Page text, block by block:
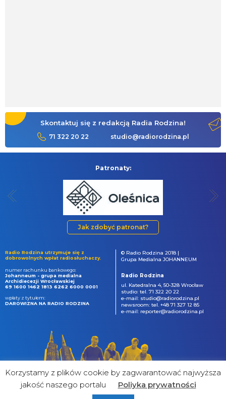
Skontaktuj się z redakcją Radia Rodzina!
71 322 20 22 studio@radiorodzina.pl
Patronaty:
Jak zdobyć patronat?
Radio Rodzina utrzymuje się z
dobrowolnych wpłat radiosłuchaczy.
numer rachunku bankowego:
Johanneum - grupa medialna
Archidiecezji Wrocławskiej
69 1600 1462 1813 6262 6000 0001
wpłaty z tytułem:
DAROWIZNA NA RADIO RODZINA
© Radio Rodzina 2018 |
Grupa Medialna JOHANNEUM
Radio Rodzina
ul. Katedralna 4, 50-328 Wrocław
studio: tel. 71 322 20 22
e-mail: studio@radiorodzina.pl
newsroom: tel. +48 71 327 12 85
e-mail: reporter@radiorodzina.pl
Korzystamy z plików cookie by zagwarantować najwyższa
jakość naszego portalu
Poliyka prywatności